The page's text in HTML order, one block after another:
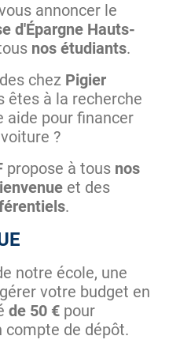
annoncer le
d'Épargne Hauts-
nos étudiants.
chez Pigier
êtes à la recherche
aide pour financer
?
propose à tous nos
et des
.
notre école, une
votre budget en
de 50 € pour
compte de dépôt.